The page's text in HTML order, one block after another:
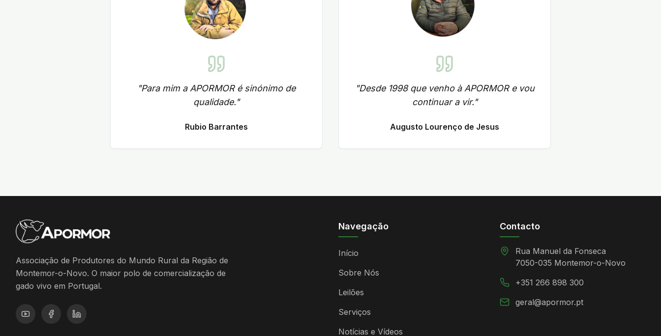
"Para mim a APORMOR é sinónimo de
qualidade."
Rubio Barrantes
"Desde 1998 que venho à APORMOR e vou
continuar a vir."
Augusto Lourenço de Jesus
Associação de Produtores do Mundo Rural da Região de
Montemor-o-Novo. O maior polo de comercialização de
gado vivo em Portugal.
Navegação
Início
Sobre Nós
Leilões
Serviços
Notícias e Vídeos
Contacto
Rua Manuel da Fonseca
7050-035 Montemor-o-Novo
+351 266 898 300
geral@apormor.pt